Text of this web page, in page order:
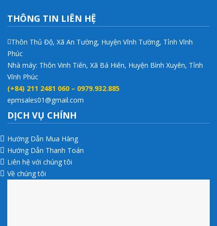
THÔNG TIN LIÊN HỆ
Thôn Thủ Độ, Xã An Tường, Huyện Vĩnh Tường, Tỉnh Vĩnh
Phúc
Nhà máy: Thôn Vinh Tiến, Xã Bá Hiến, Huyện Bình Xuyên, Tỉnh
Vĩnh Phúc
(+84) 211 2481 060 – 0979.932.885
epmsales01@gmail.com
DỊCH VỤ CHÍNH
Hướng Dẫn Mua Hàng
Hướng Dẫn Thanh Toán
Liên hệ với chúng tôi
Về chúng tôi